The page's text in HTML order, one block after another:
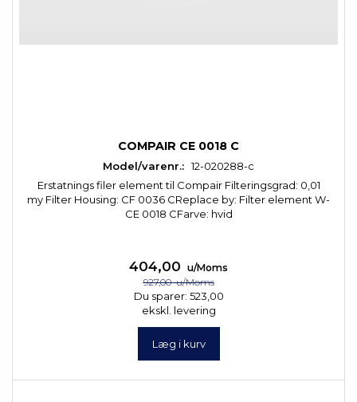
COMPAIR CE 0018 C
Model/varenr.: 12-020288-c
Erstatnings filer element til Compair Filteringsgrad: 0,01
my Filter Housing: CF 0036 CReplace by: Filter element W-
CE 0018 CFarve: hvid
404,00
u/Moms
927,00u/Moms
Du sparer: 523,00
ekskl. levering
Læg i kurv